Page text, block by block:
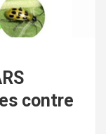
contre